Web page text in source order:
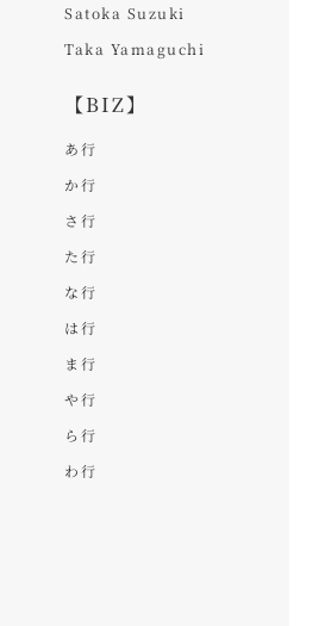
Satoka Suzuki
Taka Yamaguchi
【BIZ】
あ行
か行
さ行
た行
な行
は行
ま行
や行
ら行
わ行